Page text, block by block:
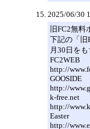
2025/06/30
旧FC2無
下記の「旧
月30日を
FC2WEB
http://
GOOSIDE
http://
k-free.net
http://
Easter
http://